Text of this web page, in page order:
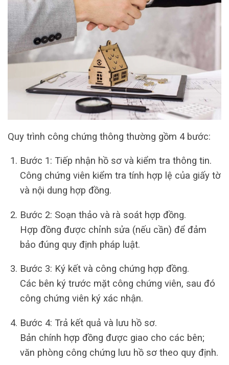
Quy trình công chứng thông thường gồm 4 bước:
Bước 1: Tiếp nhận hồ sơ và kiểm tra thông tin.
Công chứng viên kiểm tra tính hợp lệ của giấy tờ
và nội dung hợp đồng.
Bước 2: Soạn thảo và rà soát hợp đồng.
Hợp đồng được chỉnh sửa (nếu cần) để đảm
bảo đúng quy định pháp luật.
Bước 3: Ký kết và công chứng hợp đồng.
Các bên ký trước mặt công chứng viên, sau đó
công chứng viên ký xác nhận.
Bước 4: Trả kết quả và lưu hồ sơ.
Bản chính hợp đồng được giao cho các bên;
văn phòng công chứng lưu hồ sơ theo quy định.